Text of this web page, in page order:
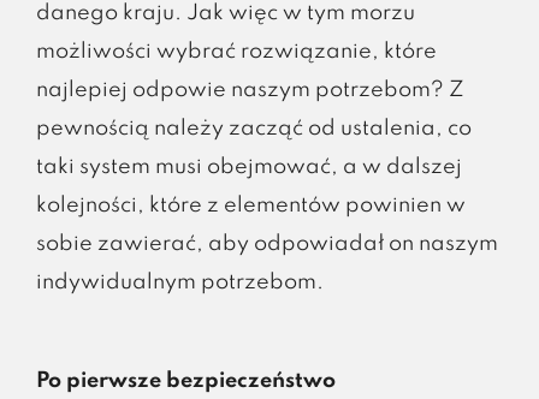
danego kraju. Jak więc w tym morzu
możliwości wybrać rozwiązanie, które
najlepiej odpowie naszym potrzebom? Z
pewnością należy zacząć od ustalenia, co
taki system musi obejmować, a w dalszej
kolejności, które z elementów powinien w
sobie zawierać, aby odpowiadał on naszym
indywidualnym potrzebom.
Po pierwsze bezpieczeństwo